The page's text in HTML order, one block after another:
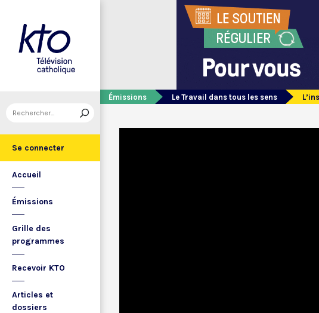
Se connecter
Accueil
Émissions
Grille des
programmes
Recevoir KTO
Articles et
dossiers
Émissions Le Travail dans tous les sens